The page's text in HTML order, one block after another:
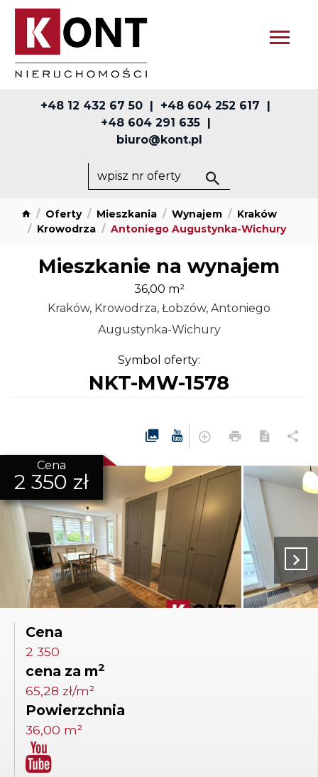
+48 12 432 67 50
+48 604 252 617
+48 604 291 635
biuro@kont.pl
Oferty Mieszkania Wynajem
Kraków
Krowodrza
Antoniego Augustynka-Wichury
Mieszkanie na wynajem
36,00 m²
Kraków, Krowodrza, Łobzów, Antoniego
Augustynka-Wichury
Symbol oferty:
NKT-MW-1578
Cena
2 350 zł
Cena
2 350
cena za m2
65,28 zł/m²
Powierzchnia
36,00 m²